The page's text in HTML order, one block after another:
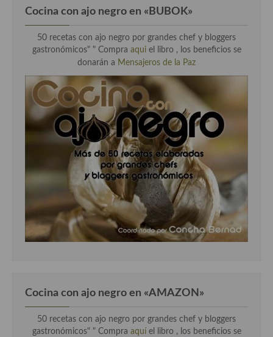
Cocina con ajo negro en «BUBOK»
50 recetas con ajo negro por grandes chef y bloggers
gastronómicos" " Compra aqui el libro , los beneficios se
donarán a Mensajeros de la Paz
Cocina con ajo negro en «AMAZON»
50 recetas con ajo negro por grandes chef y bloggers
gastronómicos" " Compra aquíel libro , los beneficios se